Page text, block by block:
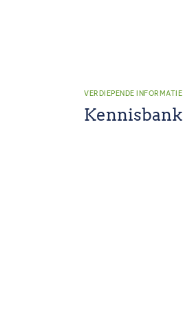
VERDIEPENDE INFORMATIE
Kennisbank